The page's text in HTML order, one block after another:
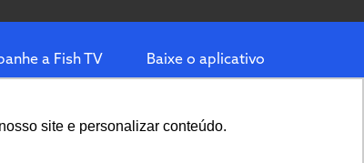
site e personalizar conteúdo.
a Fish TV Baixe o aplicativo